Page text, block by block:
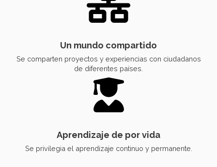
Un mundo compartido
Se comparten proyectos y experiencias con ciudadanos
de diferentes países.
Aprendizaje de por vida
Se privilegia el aprendizaje continuo y permanente.